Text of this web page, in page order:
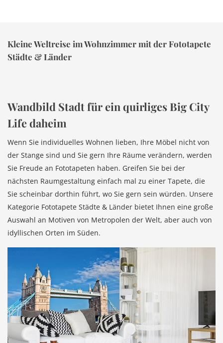
Kleine Weltreise im Wohnzimmer mit der Fototapete
Städte & Länder
Wandbild Stadt für ein quirliges Big City
Life daheim
Wenn Sie individuelles Wohnen lieben, Ihre Möbel nicht von
der Stange sind und Sie gern Ihre Räume verändern, werden
Sie Freude an Fototapeten haben. Greifen Sie bei der
nächsten Raumgestaltung einfach mal zu einer Tapete, die
Sie scheinbar dorthin führt, wo Sie gern sein würden. Unsere
Kategorie Fototapete Städte & Länder bietet Ihnen eine große
Auswahl an Motiven von Metropolen der Welt, aber auch von
idyllischen Orten im Süden.